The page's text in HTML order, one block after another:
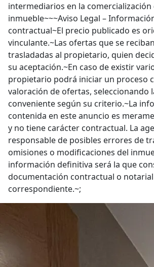
intermediarios en la comercialización
inmueble~~~Aviso Legal –
contractual~El precio publicado es
vinculante.~Las ofertas que se
trasladadas al propietario, quien
su aceptación.~En caso de existir
propietario podrá iniciar un proceso
valoración de ofertas, seleccionando
conveniente según su criterio.~La
contenida en este anuncio es
y no tiene carácter contractual. La
responsable de posibles errores de
omisiones o modificaciones del
información definitiva será la que
documentación contractual o notarial
correspondiente.~;